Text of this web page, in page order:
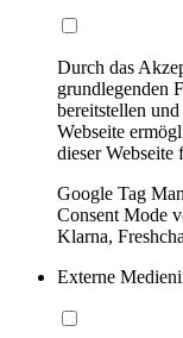
Durch das
grundlegenden
bereitstellen
Webseite
dieser Webseite
Google Tag
Consent Mode
Klarna,
Externe